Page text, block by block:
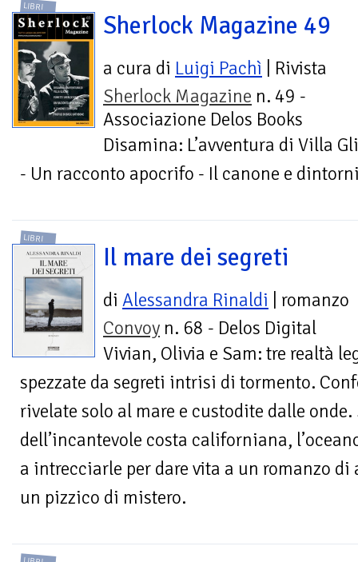
LIBRI
Sherlock Magazine 49
a cura di Luigi Pachì | Rivista
Sherlock Magazine n. 49 -
Associazione Delos Books
Disamina: L’avventura di Villa
- Un racconto apocrifo - Il canone e
LIBRI
Il mare dei segreti
di Alessandra Rinaldi | romanzo
Convoy n. 68 - Delos Digital
Vivian, Olivia e Sam: tre realtà
spezzate da segreti intrisi di tormento.
rivelate solo al mare e custodite dalle
dell’incantevole costa californiana,
a intrecciarle per dare vita a un romanzo
un pizzico di mistero.